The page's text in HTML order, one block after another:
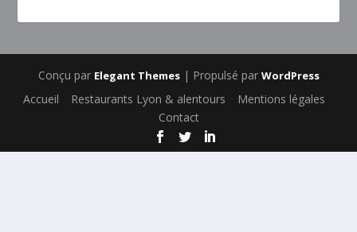
Conçu par Elegant Themes| Propulsé par WordPress
Accueil Restaurants Lyon & alentours
Mentions légales
Contact